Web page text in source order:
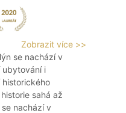
Zobrazit více >>
se nachází v
ubytování i
sahá až
nachází v